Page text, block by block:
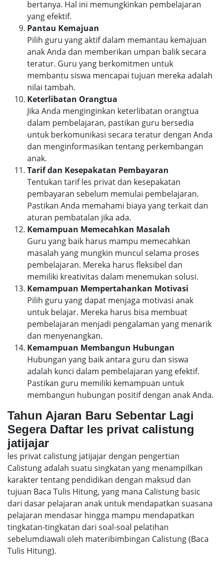
bertanya. Hal ini memungkinkan pembelajaran
yang efektif.
Pantau Kemajuan
Pilih guru yang aktif dalam memantau kemajuan
anak Anda dan memberikan umpan balik secara
teratur. Guru yang berkomitmen untuk
membantu siswa mencapai tujuan mereka adalah
nilai tambah.
Keterlibatan Orangtua
Jika Anda menginginkan keterlibatan orangtua
dalam pembelajaran, pastikan guru bersedia
untuk berkomunikasi secara teratur dengan Anda
dan menginformasikan tentang perkembangan
anak.
Tarif dan Kesepakatan Pembayaran
Tentukan tarif les privat dan kesepakatan
pembayaran sebelum memulai pembelajaran.
Pastikan Anda memahami biaya yang terkait dan
aturan pembatalan jika ada.
Kemampuan Memecahkan Masalah
Guru yang baik harus mampu memecahkan
masalah yang mungkin muncul selama proses
pembelajaran. Mereka harus fleksibel dan
memiliki kreativitas dalam menemukan solusi.
Kemampuan Mempertahankan Motivasi
Pilih guru yang dapat menjaga motivasi anak
untuk belajar. Mereka harus bisa membuat
pembelajaran menjadi pengalaman yang menarik
dan menyenangkan.
Kemampuan Membangun Hubungan
Hubungan yang baik antara guru dan siswa
adalah kunci dalam pembelajaran yang efektif.
Pastikan guru memiliki kemampuan untuk
membangun hubungan positif dengan anak Anda.
Tahun Ajaran Baru Sebentar Lagi
Segera Daftar les privat calistung
jatijajar
les privat calistung jatijajar dengan pengertian
Calistung adalah suatu singkatan yang menampilkan
karakter tentang pendidikan dengan maksud dan
tujuan Baca Tulis Hitung, yang mana Calistung basic
dari dasar pelajaran anak untuk mendapatkan suasana
pelajaran mendasar hingga mampu mendapatkan
tingkatan-tingkatan dari soal-soal pelatihan
sebelumdiawali oleh materibimbingan Calistung (Baca
Tulis Hitung).